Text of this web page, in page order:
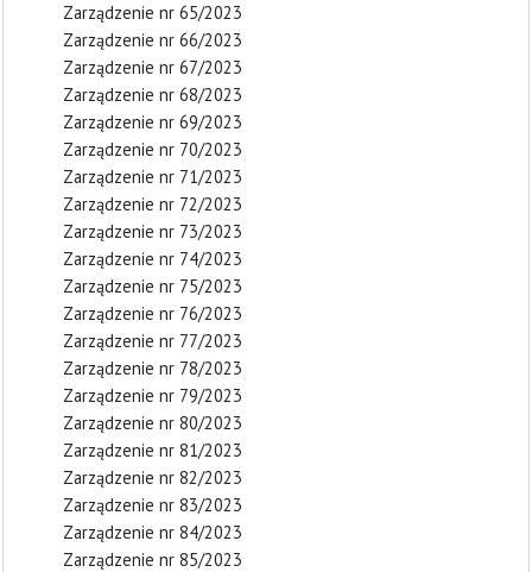
Zarządzenie nr 65/2023
Zarządzenie nr 66/2023
Zarządzenie nr 67/2023
Zarządzenie nr 68/2023
Zarządzenie nr 69/2023
Zarządzenie nr 70/2023
Zarządzenie nr 71/2023
Zarządzenie nr 72/2023
Zarządzenie nr 73/2023
Zarządzenie nr 74/2023
Zarządzenie nr 75/2023
Zarządzenie nr 76/2023
Zarządzenie nr 77/2023
Zarządzenie nr 78/2023
Zarządzenie nr 79/2023
Zarządzenie nr 80/2023
Zarządzenie nr 81/2023
Zarządzenie nr 82/2023
Zarządzenie nr 83/2023
Zarządzenie nr 84/2023
Zarządzenie nr 85/2023